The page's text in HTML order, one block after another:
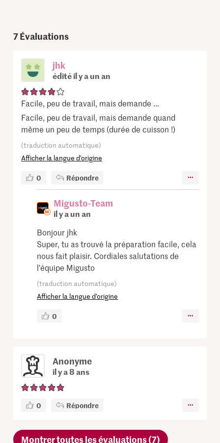
7Évaluations
jhk
édité il y a un an
Facile, peu de travail, mais demande ...
Facile, peu de travail, mais demande quand
même un peu de temps (durée de cuisson !)
(traduction automatique)
Afficher la langue d’origine
0 Répondre
Migusto-Team
il y a un an
Bonjour jhk
Super, tu as trouvé la préparation facile, cela
nous fait plaisir. Cordiales salutations de
l'équipe Migusto
(traduction automatique)
Afficher la langue d’origine
0
Anonyme
il y a 8 ans
0 Répondre
Montrer toutes les évaluations (7)